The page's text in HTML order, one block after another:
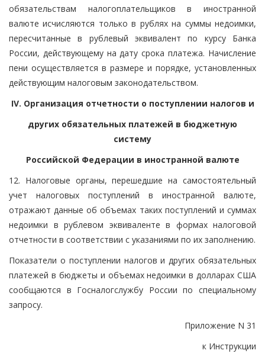
обязательствам налогоплательщиков в иностранной
валюте исчисляются только в рублях на суммы недоимки,
пересчитанные в рублевый эквивалент по курсу Банка
России, действующему на дату срока платежа. Начисление
пени осуществляется в размере и порядке, установленных
действующим налоговым законодательством.
IV. Организация отчетности о поступлении налогов и
других обязательных платежей в бюджетную
систему
Российской Федерации в иностранной валюте
12. Налоговые органы, перешедшие на самостоятельный
учет налоговых поступлений в иностранной валюте,
отражают данные об объемах таких поступлений и суммах
недоимки в рублевом эквиваленте в формах налоговой
отчетности в соответствии с указаниями по их заполнению.
Показатели о поступлении налогов и других обязательных
платежей в бюджеты и объемах недоимки в долларах США
сообщаются в Госналогслужбу России по специальному
запросу.
Приложение N 31
к Инструкции